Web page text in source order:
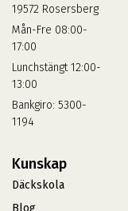
19572 Rosersberg
Mån-Fre 08:00-
17:00
Lunchstängt 12:00-
13:00
Bankgiro: 5300-
1194
Kunskap
Däckskola
Blog